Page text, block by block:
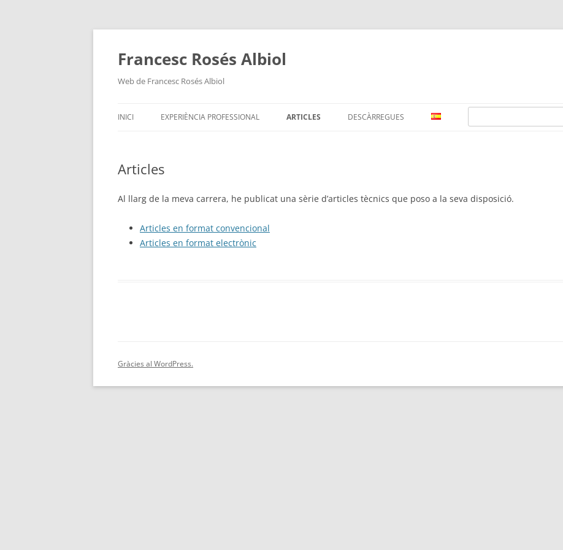
Vés
Francesc Rosés Albiol
Web de Francesc Rosés Albiol
INICI EXPERIÈNCIA PROFESSIONAL ARTICLES
ELECTRÒNIC
DESCÀRREGUES
Search
Articles
Al llarg de la meva carrera, he publicat una sèrie d’articles tècnics que poso a la seva disposició.
Articles en format convencional
Articles en format electrònic
Gràcies al WordPress.